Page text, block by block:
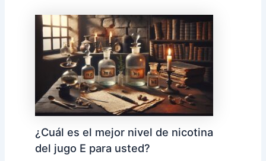
¿Cuál es el mejor nivel de nicotina
del jugo E para usted?